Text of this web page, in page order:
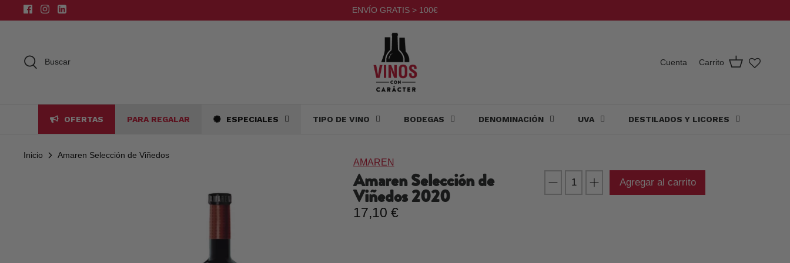
al
ENVÍO GRATIS > 100€
Buscar Cuenta Carrito
OFERTAS PARA REGALAR ESPECIALES TIPO DE VINO BODEGAS DENOMINACIÓN UVA DESTILADOS Y LICORES
Inicio Amaren Selección de Viñedos
AMAREN
Amaren Selección de
Viñedos2020
17,10 €
Agregar al carrito